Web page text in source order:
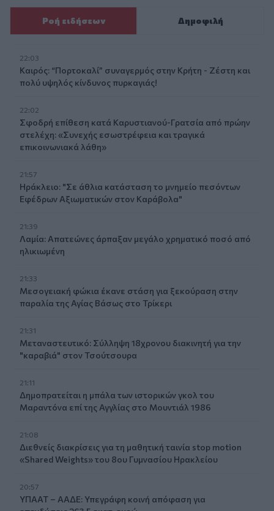
Ροή ειδήσεων Δημοφιλή
22:03
Καιρός: “Πορτοκαλί” συναγερμός στην Κρήτη - Ζέστη και
πολύ υψηλός κίνδυνος πυρκαγιάς!
22:02
Σφοδρή επίθεση κατά Καρυστιανού-Γρατσία από πρώην
στελέχη: «Συνεχής εσωστρέφεια και τραγικά
επικοινωνιακά λάθη»
21:57
Ηράκλειο: "Σε άθλια κατάσταση το μνημείο πεσόντων
Εφέδρων Αξιωματικών στον Καράβολα"
21:39
Λαμία: Απατεώνες άρπαξαν μεγάλο χρηματικό ποσό από
ηλικιωμένη
21:33
Μεσογειακή φώκια έκανε στάση για ξεκούραση στην
παραλία της Αγίας Βάσως στο Τρίκερι
21:31
Μεταναστευτικό: Σύλληψη 18χρονου διακινητή για την
"καραβιά" στον Τσούτσουρα
21:11
Δημοπρατείται η μπάλα των ιστορικών γκολ του
Μαραντόνα επί της Αγγλίας στο Μουντιάλ 1986
21:08
Διεθνείς διακρίσεις για τη μαθητική ταινία stop motion
«Shared Weights» του 8ου Γυμνασίου Ηρακλείου
20:57
ΥΠΑΑΤ – ΑΑΔΕ: Υπεγράφη κοινή απόφαση για